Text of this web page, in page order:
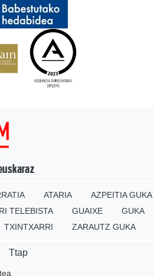
ATARIA AZPEITIA GUKA
TELEBISTA GUAIXE GUKA
TXINTXARRI ZARAUTZ GUKA
Ttap